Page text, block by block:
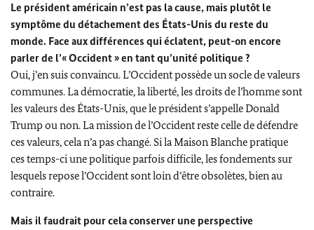
Le président américain n’est pas la cause, mais plutôt le
symptôme du détachement des États-Unis du reste du
monde. Face aux différences qui éclatent, peut-on encore
parler de l’« Occident » en tant qu’unité politique ?
Oui, j’en suis convaincu. L’Occident possède un socle de valeurs
communes. La démocratie, la liberté, les droits de l’homme sont
les valeurs des États-Unis, que le président s’appelle Donald
Trump ou non. La mission de l’Occident reste celle de défendre
ces valeurs, cela n’a pas changé. Si la Maison Blanche pratique
ces temps-ci une politique parfois difficile, les fondements sur
lesquels repose l’Occident sont loin d’être obsolètes, bien au
contraire.
Mais il faudrait pour cela conserver une perspective